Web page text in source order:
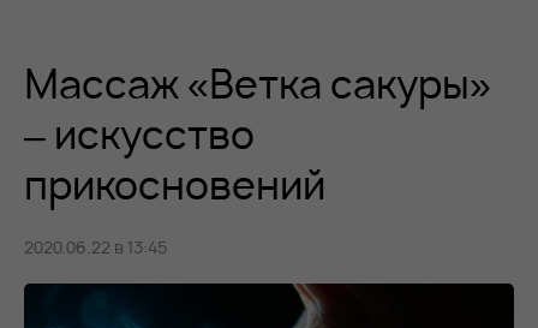
Вакансии
Москва,
ул.Чаплыгина 6
Массаж «Ветка сакуры»
– искусство
прикосновений
2020.06.22 в 13:45